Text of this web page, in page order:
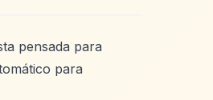
pensada para
para